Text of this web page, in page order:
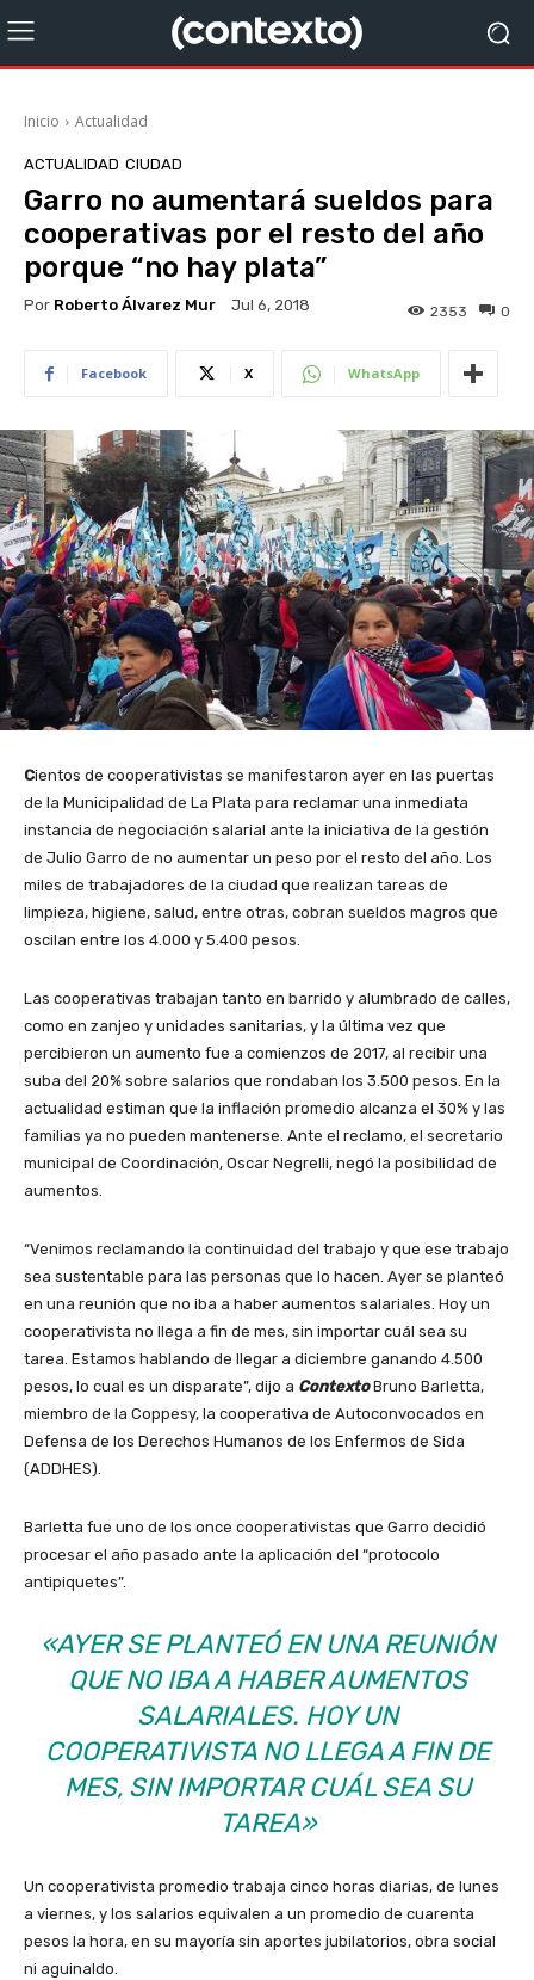
Inicio Actualidad
ACTUALIDAD CIUDAD
Garro no aumentará sueldos para
cooperativas por el resto del año
porque “no hay plata”
Por Roberto Álvarez Mur Jul 6, 2018 0
2353
Facebook X WhatsApp
Cientos de cooperativistas se manifestaron ayer en las puertas
de la Municipalidad de La Plata para reclamar una inmediata
instancia de negociación salarial ante la iniciativa de la gestión
de Julio Garro de no aumentar un peso por el resto del año. Los
miles de trabajadores de la ciudad que realizan tareas de
limpieza, higiene, salud, entre otras, cobran sueldos magros que
oscilan entre los 4.000 y 5.400 pesos.
Las cooperativas trabajan tanto en barrido y alumbrado de calles,
como en zanjeo y unidades sanitarias, y la última vez que
percibieron un aumento fue a comienzos de 2017, al recibir una
suba del 20% sobre salarios que rondaban los 3.500 pesos. En la
actualidad estiman que la inflación promedio alcanza el 30% y las
familias ya no pueden mantenerse. Ante el reclamo, el secretario
municipal de Coordinación, Oscar Negrelli, negó la posibilidad de
aumentos.
“Venimos reclamando la continuidad del trabajo y que ese trabajo
sea sustentable para las personas que lo hacen. Ayer se planteó
en una reunión que no iba a haber aumentos salariales. Hoy un
cooperativista no llega a fin de mes, sin importar cuál sea su
tarea. Estamos hablando de llegar a diciembre ganando 4.500
pesos, lo cual es un disparate”, dijo a ContextoBruno Barletta,
miembro de la Coppesy, la cooperativa de Autoconvocados en
Defensa de los Derechos Humanos de los Enfermos de Sida
(ADDHES).
Barletta fue uno de los once cooperativistas que Garro decidió
procesar el año pasado ante la aplicación del “protocolo
antipiquetes”.
«AYER SE PLANTEÓ EN UNA REUNIÓN
QUE NO IBA A HABER AUMENTOS
SALARIALES. HOY UN
COOPERATIVISTA NO LLEGA A FIN DE
MES, SIN IMPORTAR CUÁL SEA SU
TAREA»
Un cooperativista promedio trabaja cinco horas diarias, de lunes
a viernes, y los salarios equivalen a un promedio de cuarenta
pesos la hora, en su mayoría sin aportes jubilatorios, obra social
ni aguinaldo.